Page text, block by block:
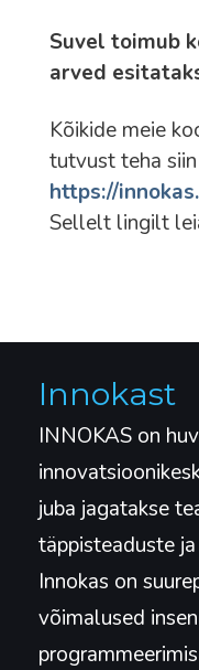
Suvel toimub
arved
Kõikide meie
tutvust teha siin
https://
Sellelt lingilt
Innokast
INNOKAS on
juba jagatakse
täppisteaduste
Innokas on
võimalused